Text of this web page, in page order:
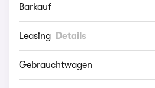
Barkauf
Leasing Details
Gebrauchtwagen